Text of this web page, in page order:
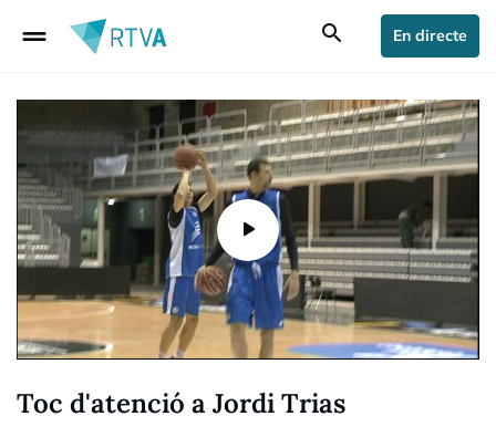
drag_handle search En directe
Toc d'atenció a Jordi Trias